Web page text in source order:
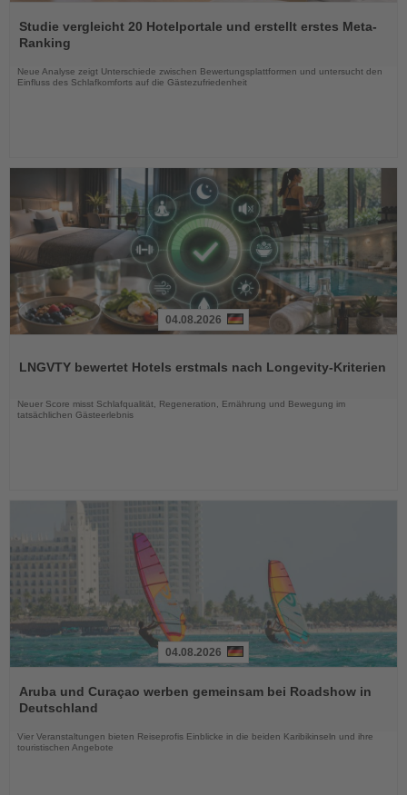
Sie
die
Nachrichten
Studie vergleicht 20 Hotelportale und erstellt erstes Meta-
Ranking
Neue Analyse zeigt Unterschiede zwischen Bewertungsplattformen und untersucht den
Einfluss des Schlafkomforts auf die Gästezufriedenheit
die
04.08.2026
LNGVTY bewertet Hotels erstmals nach Longevity-Kriterien
Neuer Score misst Schlafqualität, Regeneration, Ernährung und Bewegung im
tatsächlichen Gästeerlebnis
Sie
die
04.08.2026
Aruba und Curaçao werben gemeinsam bei Roadshow in
Deutschland
Vier Veranstaltungen bieten Reiseprofis Einblicke in die beiden Karibikinseln und ihre
touristischen Angebote